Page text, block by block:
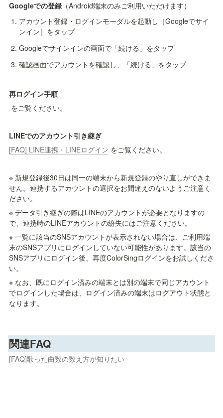
Googleでの登録 （Android端末のみご利用いただけます）
アカウント登録・ログインモーダルを起動し［Googleでサイ
ンイン］をタップ
Googleでサインインの画面で「続ける」をタップ
確認画面でアカウントを確認し、「続ける」をタップ
再ログイン手順
をご覧ください。
LINEでのアカウント引き継ぎ
[FAQ] LINE連携・LINEログイン をご覧ください。
※ 新規登録後30日は同一の端末から新規登録のやり直しができま
せん。連携するアカウントの選択をお間違えのないようご注意く
ださい。
※ データ引き継ぎの際はLINEのアカウントが必要となりますの
で、連携時のLINEアカウントの紛失にはご注意ください。
※ 一覧に該当のSNSアカウントが表示されない場合は、ご利用端
末のSNSアプリにログインしていない可能性があります。該当の
SNSアプリにログイン後、再度ColorSingログインをお試しくださ
い。
※ なお、既にログイン済みの端末とは別の端末で同じアカウント
でログインした場合は、ログイン済みの端末はログアウト状態と
なります。
関連FAQ
[FAQ]歌った曲数の数え方が知りたい